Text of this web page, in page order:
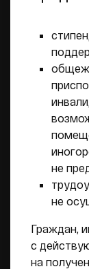
не
не
Граждан,
с
на